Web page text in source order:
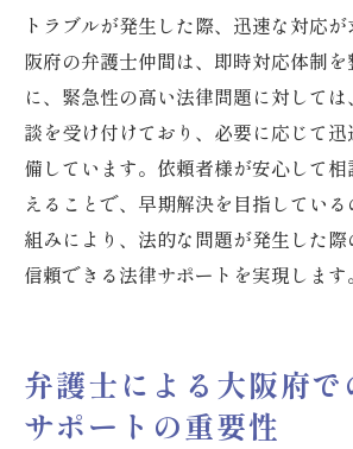
トラブルが発生した際、迅速な対応
阪府の弁護士仲間は、即時対応体制
に、緊急性の高い法律問題に対して
談を受け付けており、必要に応じて
備しています。依頼者様が安心して
えることで、早期解決を目指している
組みにより、法的な問題が発生した際
信頼できる法律サポートを実現します。
弁護士による大阪府
サポートの重要性